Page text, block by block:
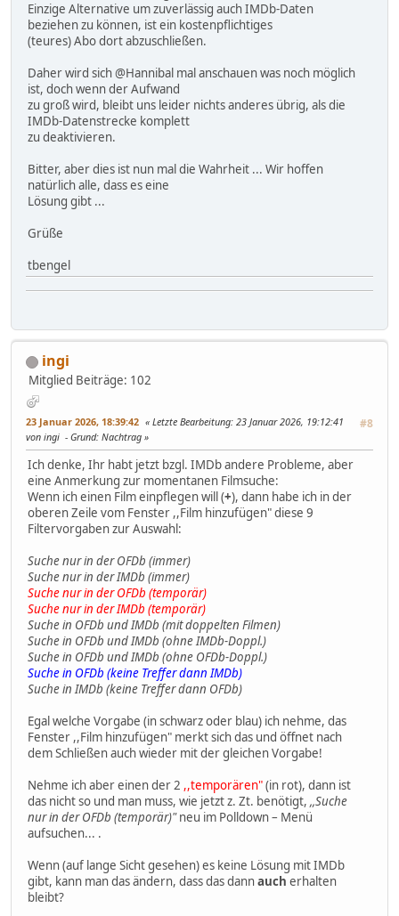
Einzige Alternative um zuverlässig auch IMDb-Daten
beziehen zu können, ist ein kostenpflichtiges
(teures) Abo dort abzuschließen.
Daher wird sich @Hannibal mal anschauen was noch möglich
ist, doch wenn der Aufwand
zu groß wird, bleibt uns leider nichts anderes übrig, als die
IMDb-Datenstrecke komplett
zu deaktivieren.
Bitter, aber dies ist nun mal die Wahrheit ... Wir hoffen
natürlich alle, dass es eine
Lösung gibt ...
Grüße
tbengel
ingi
Mitglied Beiträge: 102
23 Januar 2026, 18:39:42 #8
Letzte Bearbeitung: 23 Januar 2026, 19:12:41
von ingi
Grund: Nachtrag
Ich denke, Ihr habt jetzt bzgl. IMDb andere Probleme, aber
eine Anmerkung zur momentanen Filmsuche:
Wenn ich einen Film einpflegen will (+), dann habe ich in der
oberen Zeile vom Fenster ,,Film hinzufügen" diese 9
Filtervorgaben zur Auswahl:
Suche nur in der OFDb (immer)
Suche nur in der IMDb (immer)
Suche nur in der OFDb (temporär)
Suche nur in der IMDb (temporär)
Suche in OFDb und IMDb (mit doppelten Filmen)
Suche in OFDb und IMDb (ohne IMDb-Doppl.)
Suche in OFDb und IMDb (ohne OFDb-Doppl.)
Suche in OFDb (keine Treffer dann IMDb)
Suche in IMDb (keine Treffer dann OFDb)
Egal welche Vorgabe (in schwarz oder blau) ich nehme, das
Fenster ,,Film hinzufügen" merkt sich das und öffnet nach
dem Schließen auch wieder mit der gleichen Vorgabe!
Nehme ich aber einen der 2 ,,temporären"(in rot), dann ist
das nicht so und man muss, wie jetzt z. Zt. benötigt, ,,Suche
nur in der OFDb (temporär)"neu im Polldown – Menü
aufsuchen... .
Wenn (auf lange Sicht gesehen) es keine Lösung mit IMDb
gibt, kann man das ändern, dass das dannauch erhalten
bleibt?